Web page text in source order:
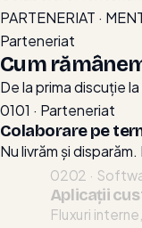
ani
împreună.
PARTENERIAT ·
Parteneriat
Cum
De la prima discuție
0101 · Parteneriat
Colaborare pe
Nu livrăm și
0202 ·
Aplicații
Fluxuri